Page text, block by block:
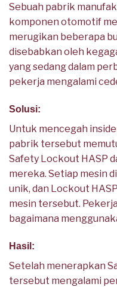
Sebuah pabrik
komponen otomotif
merugikan beberapa
disebabkan oleh
yang sedang dalam
pekerja mengalami
Solusi:
Untuk mencegah
pabrik tersebut
Safety Lockout HASP
mereka. Setiap mesin
unik, dan Lockout
mesin tersebut.
bagaimana
Hasil:
Setelah menerapkan
tersebut mengalami